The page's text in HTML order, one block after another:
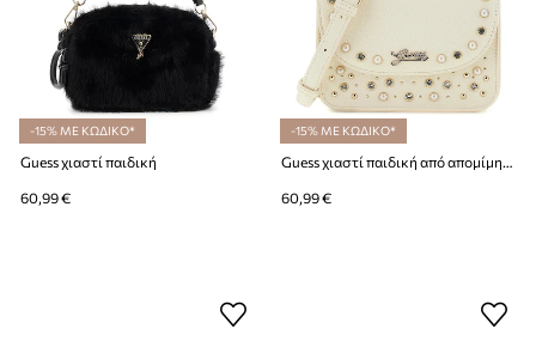
-15% ΜΕ ΚΩΔΙΚΟ*
Guess χιαστί παιδική
60,99 €
-15% ΜΕ ΚΩΔΙΚΟ*
60,99 €